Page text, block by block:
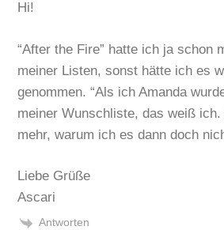
Hi!
“After the Fire” hatte ich ja schon
meiner Listen, sonst hätte ich es
genommen. “Als ich Amanda
meiner Wunschliste, das weiß ich.
mehr, warum ich es dann doch
Liebe Grüße
Ascari
Antworten